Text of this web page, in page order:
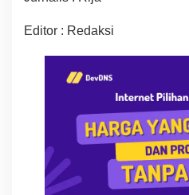
Editor : Redaksi